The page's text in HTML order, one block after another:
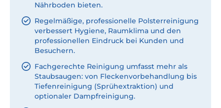
Nährboden bieten.
Regelmäßige, professionelle Polsterreinigung
verbessert Hygiene, Raumklima und den
professionellen Eindruck bei Kunden und
Besuchern.
Fachgerechte Reinigung umfasst mehr als
Staubsaugen: von Fleckenvorbehandlung bis
Tiefenreinigung (Sprühextraktion) und
optionaler Dampfreinigung.